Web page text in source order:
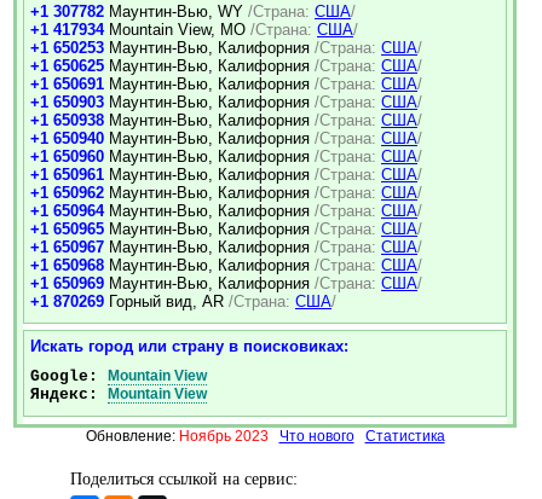
+1 307782 Маунтин-Вью, WY /Страна: США/
+1 417934 Mountain View, MO /Страна: США/
+1 650253 Маунтин-Вью, Калифорния /Страна: США/
+1 650625 Маунтин-Вью, Калифорния /Страна: США/
+1 650691 Маунтин-Вью, Калифорния /Страна: США/
+1 650903 Маунтин-Вью, Калифорния /Страна: США/
+1 650938 Маунтин-Вью, Калифорния /Страна: США/
+1 650940 Маунтин-Вью, Калифорния /Страна: США/
+1 650960 Маунтин-Вью, Калифорния /Страна: США/
+1 650961 Маунтин-Вью, Калифорния /Страна: США/
+1 650962 Маунтин-Вью, Калифорния /Страна: США/
+1 650964 Маунтин-Вью, Калифорния /Страна: США/
+1 650965 Маунтин-Вью, Калифорния /Страна: США/
+1 650967 Маунтин-Вью, Калифорния /Страна: США/
+1 650968 Маунтин-Вью, Калифорния /Страна: США/
+1 650969 Маунтин-Вью, Калифорния /Страна: США/
+1 870269 Горный вид, AR /Страна: США/
Искать город или страну в поисковиках:
Google: Mountain View
Яндекс: Mountain View
Обновление: Ноябрь 2023 Что нового Статистика
Поделиться ссылкой на сервис: